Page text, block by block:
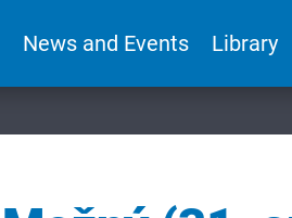
News and Events Library